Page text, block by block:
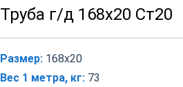
Труба г/д 168х20 Ст20
Размер: 168х20
Вес 1 метра, кг: 73